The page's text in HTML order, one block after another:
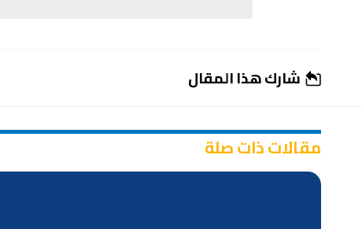
شارك هذا المقال
مقالات ذات صلة